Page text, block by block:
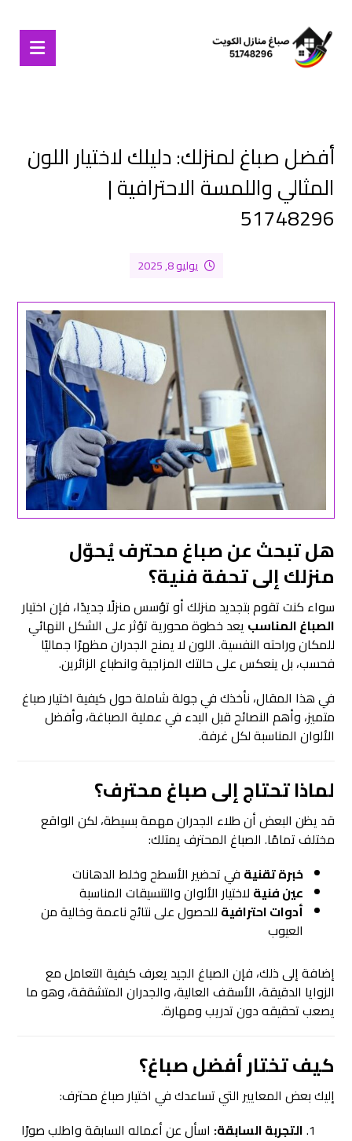
أفضل صباغ لمنزلك: دليلك لاختيار اللون
المثالي واللمسة الاحترافية |
51748296
يوليو 8, 2025
هل تبحث عنصباغ محترفيُحوّل
منزلك إلى تحفة فنية؟
سواء كنت تقوم بتجديد منزلك أو تؤسس منزلًا جديدًا، فإن اختيار
الصباغ المناسب يعد خطوة محورية تؤثر على الشكل النهائي
للمكان وراحته النفسية. اللون لا يمنح الجدران مظهرًا جماليًا
فحسب، بل ينعكس على حالتك المزاجية وانطباع الزائرين.
في هذا المقال، نأخذك في جولة شاملة حول كيفية اختيار صباغ
متميز، وأهم النصائح قبل البدء في عملية الصباغة، وأفضل
الألوان المناسبة لكل غرفة.
لماذا تحتاج إلى صباغ محترف؟
قد يظن البعض أن طلاء الجدران مهمة بسيطة، لكن الواقع
مختلف تمامًا. الصباغ المحترف يمتلك:
خبرة تقنية في تحضير الأسطح وخلط الدهانات
عين فنية لاختيار الألوان والتنسيقات المناسبة
أدوات احترافية للحصول على نتائج ناعمة وخالية من
العيوب
إضافة إلى ذلك، فإن الصباغ الجيد يعرف كيفية التعامل مع
الزوايا الدقيقة، الأسقف العالية، والجدران المتشققة، وهو ما
يصعب تحقيقه دون تدريب ومهارة.
كيف تختار أفضلصباغ؟
إليك بعض المعايير التي تساعدك في اختيار صباغ محترف:
التجربة السابقة: اسأل عن أعماله السابقة واطلب صورًا